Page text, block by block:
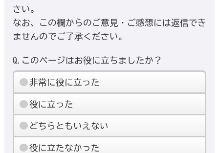
さい。
なお、この欄からのご意見・ご感想には返信でき
ませんのでご了承ください。
Q.このページはお役に立ちましたか？
非常に役に立った
役に立った
どちらともいえない
役に立たなかった